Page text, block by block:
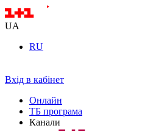
UA
RU
Вхід в кабінет
Онлайн
ТБ програма
Канали